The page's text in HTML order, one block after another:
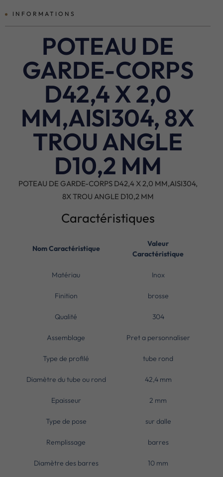
INFORMATIONS
POTEAU DE
GARDE-CORPS
D42,4 X 2,0
MM,AISI304, 8X
TROU ANGLE
D10,2 MM
POTEAU DE GARDE-CORPS D42,4 X 2,0 MM,AISI304,
8X TROU ANGLE D10,2 MM
Caractéristiques
Nom Caractéristique
Valeur
Caractéristique
Matériau Inox
Finition brosse
Qualité 304
Assemblage Pret a personnaliser
Type de profilé tube rond
Diamètre du tube ou rond 42,4 mm
Epaisseur 2 mm
Type de pose sur dalle
Remplissage barres
Diamètre des barres 10 mm